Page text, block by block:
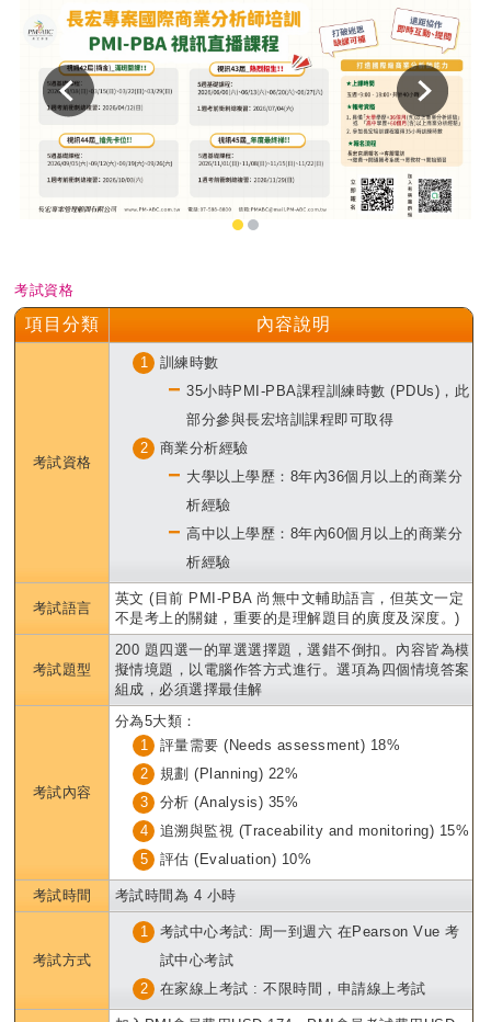
考試資格
項目分類 內容說明
考試資格
1
訓練時數
35小時PMI-PBA課程訓練時數 (PDUs)，此
部分參與長宏培訓課程即可取得
2
商業分析經驗
大學以上學歷：8年內36個月以上的商業分
析經驗
高中以上學歷：8年內60個月以上的商業分
析經驗
考試語言
英文 (目前 PMI-PBA 尚無中文輔助語言，但英文一定
不是考上的關鍵，重要的是理解題目的廣度及深度。)
考試題型
200 題四選一的單選選擇題，選錯不倒扣。內容皆為模
擬情境題，以電腦作答方式進行。選項為四個情境答案
組成，必須選擇最佳解
考試內容
分為5大類：
1
評量需要 (Needs assessment) 18%
2
規劃 (Planning) 22%
3
分析 (Analysis) 35%
4
追溯與監視 (Traceability and monitoring) 15%
5
評估 (Evaluation) 10%
考試時間 考試時間為 4 小時
考試方式
1
考試中心考試: 周一到週六 在Pearson Vue 考
試中心考試
2
在家線上考試 : 不限時間，申請線上考試